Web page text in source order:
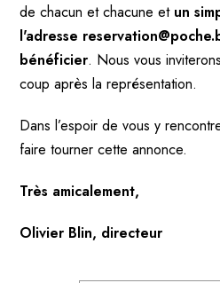
de chacun et chacune et un
l'adresse
bénéficier. Nous vous
coup après la représentation.
Dans l’espoir de vous y
faire tourner cette annonce.
Très amicalement,
Olivier Blin, directeur